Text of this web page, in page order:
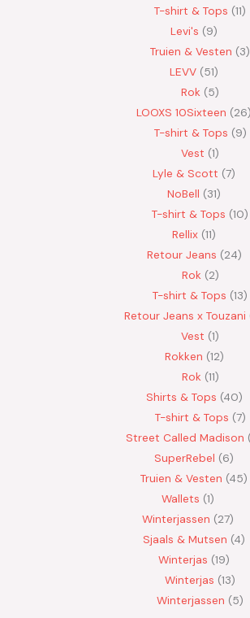
T-shirt & Tops 11
Levi's
9
Truien & Vesten
3
LEVV 51
Rok 5
LOOXS 10Sixteen
26
T-shirt & Tops 9
Vest 1
Lyle & Scott 7
NoBell
31
T-shirt & Tops 10
Rellix 11
Retour Jeans 24
Rok 2
T-shirt & Tops 13
Retour Jeans x Touzani
Vest 1
Rokken 12
Rok 11
Shirts & Tops 40
T-shirt & Tops 7
Street Called Madison
SuperRebel
6
Truien & Vesten 45
Wallets 1
Winterjassen
27
Sjaals & Mutsen 4
Winterjas 19
Winterjas 13
Winterjassen
5